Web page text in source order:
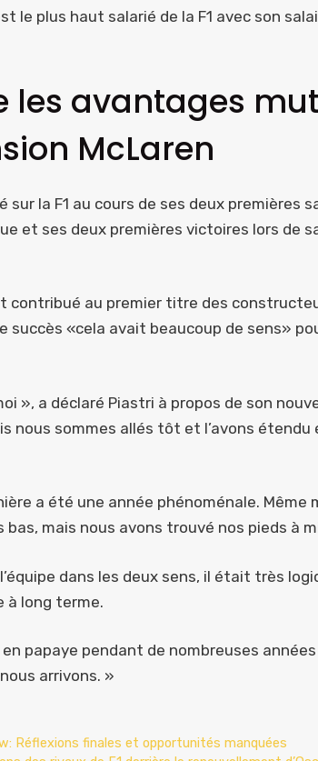
le plus haut salarié de la F1 avec son
les avantages
McLaren
la F1 au cours de ses deux premières
et ses deux premières victoires lors de
contribué au premier titre des
succès «cela avait beaucoup de sens»
», a déclaré Piastri à propos de son
nous sommes allés tôt et l’avons étendu
a été une année phénoménale. Même
bas, mais nous avons trouvé nos pieds à
dans les deux sens, il était très
à long terme.
papaye pendant de nombreuses
arrivons. »
Réflexions finales et opportunités manquées